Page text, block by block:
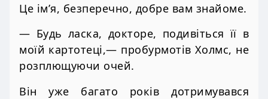
Це ім’я, безперечно, добре вам знайоме.
— Будь ласка, докторе, подивіться її в
моїй картотеці,— пробурмотів Холмс, не
розплющуючи очей.
Він уже багато років дотримувався